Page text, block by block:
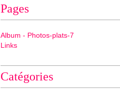
Pages
Album - Photos-plats-7
Links
Catégories